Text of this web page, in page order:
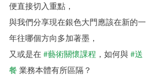
便直接切入重點，
與我們分享現在銀色大門應該在新的一
年往哪個方向多加著墨，
又或是在 #藝術關懷課程 ，如何與 #送
餐 業務本體有所區隔？